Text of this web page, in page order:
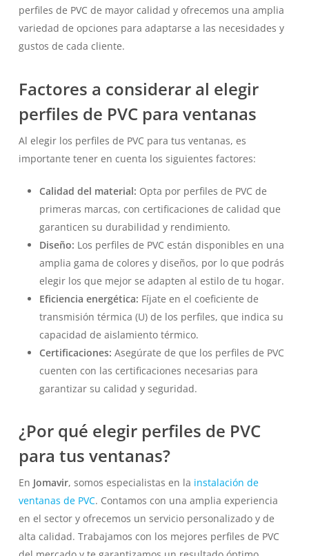
perfiles de PVC de mayor calidad y ofrecemos una amplia
variedad de opciones para adaptarse a las necesidades y
gustos de cada cliente.
Factores a considerar al elegir
perfiles de PVC para ventanas
Al elegir los perfiles de PVC para tus ventanas, es
importante tener en cuenta los siguientes factores:
Calidad del material: Opta por perfiles de PVC de
primeras marcas, con certificaciones de calidad que
garanticen su durabilidad y rendimiento.
Diseño: Los perfiles de PVC están disponibles en una
amplia gama de colores y diseños, por lo que podrás
elegir los que mejor se adapten al estilo de tu hogar.
Eficiencia energética: Fíjate en el coeficiente de
transmisión térmica (U) de los perfiles, que indica su
capacidad de aislamiento térmico.
Certificaciones: Asegúrate de que los perfiles de PVC
cuenten con las certificaciones necesarias para
garantizar su calidad y seguridad.
¿Por qué elegir perfiles de PVC
para tus ventanas?
En Jomavir, somos especialistas en la instalación de
ventanas de PVC. Contamos con una amplia experiencia
en el sector y ofrecemos un servicio personalizado y de
alta calidad. Trabajamos con los mejores perfiles de PVC